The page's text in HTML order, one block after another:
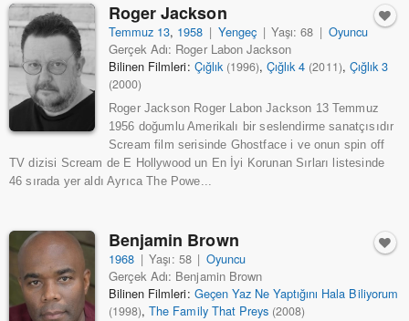
Roger Jackson
Temmuz 13, 1958 | Yengeç | Yaşı: 68 | Oyuncu
Gerçek Adı: Roger Labon Jackson
Bilinen Filmleri: Çığlık (1996),Çığlık 4 (2011), Çığlık 3
(2000)
Roger Jackson Roger Labon Jackson 13 Temmuz
1956 doğumlu Amerikalı bir seslendirme sanatçısıdır
Scream film serisinde Ghostface i ve onun spin off
TV dizisi Scream de E Hollywood un En İyi Korunan Sırları listesinde
46 sırada yer aldı Ayrıca The Powe...
Benjamin Brown
1968 | Yaşı: 58 | Oyuncu
Gerçek Adı: Benjamin Brown
Bilinen Filmleri: Geçen Yaz Ne Yaptığını Hala Biliyorum
(1998),The Family That Preys (2008)